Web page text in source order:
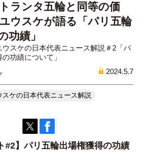
ランタ五輪と同等の価
ウスケが語る「パリ五輪
功績」
ウスケの日本代表ニュース解説＃2「パ
功績について」
2024.5.7
スケの日本代表ニュース解説
#2】パリ五輪出場権獲得の功績